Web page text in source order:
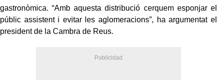
gastronòmica. “Amb aquesta distribució cerquem esponjar el
públic assistent i evitar les aglomeracions”, ha argumentat el
president de la Cambra de Reus.